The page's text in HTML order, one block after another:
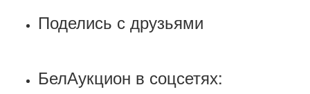
Поделись с друзьями
БелАукцион в соцсетях: